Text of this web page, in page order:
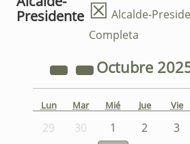
Presidente ☒ Alcalde-
Completa
Octubre
Lun Mar Mié Jue Vie
29 30 1 2 3